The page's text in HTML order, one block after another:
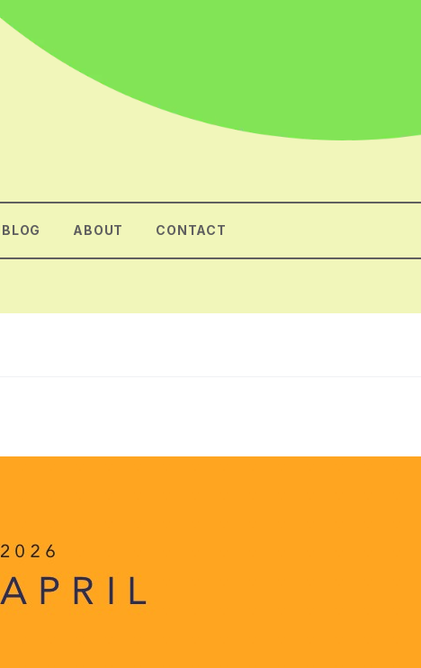
BLOG ABOUT CONTACT